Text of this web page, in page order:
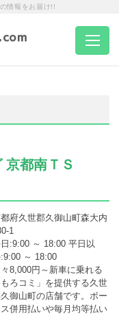
情報をお届け!!
京都南ＴＳ
府久世郡久御山町森大内
1
:9:00 ～ 18:00 平日以
～ 18:00
々8,000円～新車に乗れる
もろコミ」を提供する久世
御山町の店舗です。ボー
併用払いや毎月均等払い